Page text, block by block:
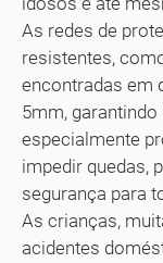
As redes de
resistentes,
encontradas em
5mm,
especialmente
impedir quedas,
segurança para
As crianças,
acidentes